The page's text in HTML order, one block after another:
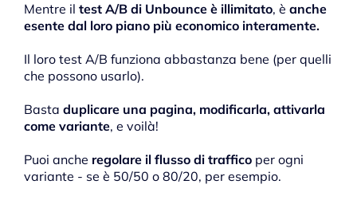
Mentre il test A/B di Unbounce è illimitato, è anche
esente dal loro piano più economico interamente.
Il loro test A/B funziona abbastanza bene (per quelli
che possono usarlo).
Basta duplicare una pagina, modificarla, attivarla
come variante, e voilà!
Puoi anche regolare il flusso di traffico per ogni
variante - se è 50/50 o 80/20, per esempio.